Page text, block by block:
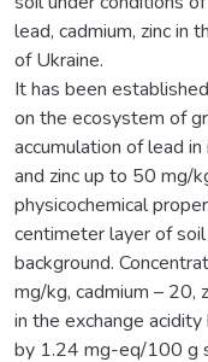
lead, cadmium, zinc
of Ukraine.
It has been
on the ecosystem of
accumulation of lead
and zinc up to 50 mg/
physicochemical
centimeter layer of
background.
mg/kg, cadmium – 20,
in the exchange
by 1.24 mg-eq/100 g